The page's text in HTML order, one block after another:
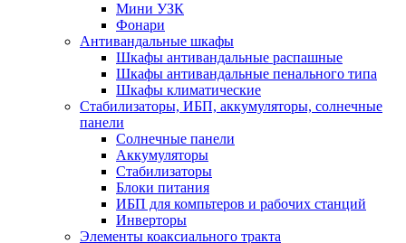
Мини УЗК
Фонари
Антивандальные шкафы
Шкафы антивандальные распашные
Шкафы антивандальные пенального типа
Шкафы климатические
Стабилизаторы, ИБП, аккумуляторы, солнечные
панели
Солнечные панели
Аккумуляторы
Стабилизаторы
Блоки питания
ИБП для компьтеров и рабочих станций
Инверторы
Элементы коаксиального тракта